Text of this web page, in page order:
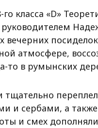
класса «D»
вечерних
атмосфере,
то в румынских
тщательно
и сербами, а
и смех